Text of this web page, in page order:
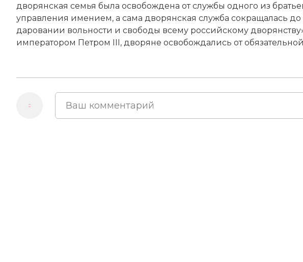
дворянская семья была освобождена от службы одного из
управления имением, а сама дворянская служба сокращалась до
даровании вольности и свободы всему российскому
императором Петром III, дворяне освобождались от